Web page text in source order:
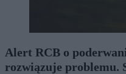
Alert RCB o
rozwiązuje problemu.